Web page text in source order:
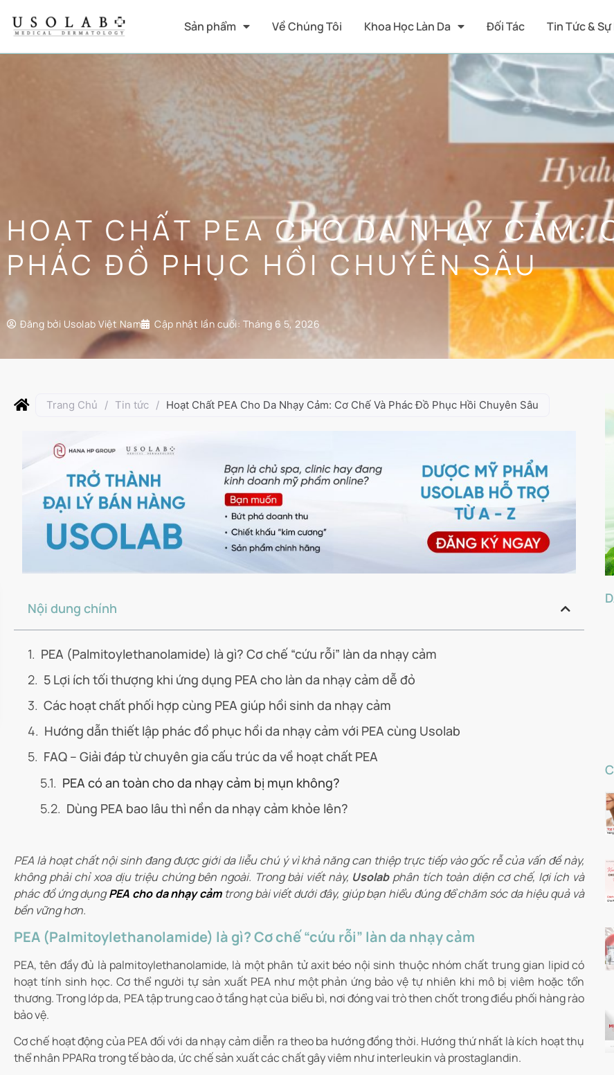
Sản phẩm Về Chúng Tôi Khoa Học Làn Da Đối Tác Tin Tức & Sự
HOẠT CHẤT PEA CHO DA NHẠY CẢM:
PHÁC ĐỒ PHỤC HỒI CHUYÊN SÂU
Đăng bởi Usolab Việt Nam Cập nhật lần cuối: Tháng 6 5, 2026
Trang Chủ / Tin tức / Hoạt Chất PEA Cho Da Nhạy Cảm: Cơ Chế Và Phác Đồ Phục Hồi Chuyên Sâu
Nội dung chính
PEA (Palmitoylethanolamide) là gì? Cơ chế “cứu rỗi” làn da nhạy cảm
5 Lợi ích tối thượng khi ứng dụng PEA cho làn da nhạy cảm dễ đỏ
Các hoạt chất phối hợp cùng PEA giúp hồi sinh da nhạy cảm
Hướng dẫn thiết lập phác đồ phục hồi da nhạy cảm với PEA cùng Usolab
FAQ – Giải đáp từ chuyên gia cấu trúc da về hoạt chất PEA
PEA có an toàn cho da nhạy cảm bị mụn không?
Dùng PEA bao lâu thì nền da nhạy cảm khỏe lên?
PEA là hoạt chất nội sinh đang được giới da liễu chú ý vì khả năng can thiệp trực tiếp vào gốc rễ của vấn đề này,
không phải chỉ xoa dịu triệu chứng bên ngoài. Trong bài viết này, Usolabphân tích toàn diện cơ chế, lợi ích và
phác đồ ứng dụngPEA cho da nhạy cảmtrong bài viết dưới đây, giúp bạn hiểu đúng để chăm sóc da hiệu quả và
bền vững hơn.
PEA (Palmitoylethanolamide) là gì? Cơ chế “cứu rỗi” làn da nhạy cảm
PEA, tên đầy đủ là palmitoylethanolamide, là một phân tử axit béo nội sinh thuộc nhóm chất trung gian lipid có
hoạt tính sinh học. Cơ thể người tự sản xuất PEA như một phản ứng bảo vệ tự nhiên khi mô bị viêm hoặc tổn
thương. Trong lớp da, PEA tập trung cao ở tầng hạt của biểu bì, nơi đóng vai trò then chốt trong điều phối hàng rào
bảo vệ.
Cơ chế hoạt động của PEA đối với da nhạy cảm diễn ra theo ba hướng đồng thời. Hướng thứ nhất là kích hoạt thụ
thể nhân PPARα trong tế bào da, ức chế sản xuất các chất gây viêm như interleukin và prostaglandin.